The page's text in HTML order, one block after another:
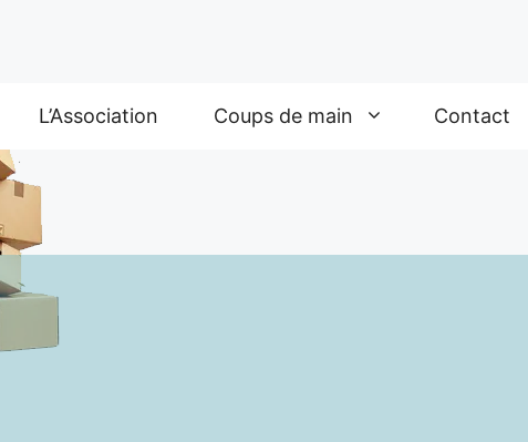
L’Association Coups de main Contact